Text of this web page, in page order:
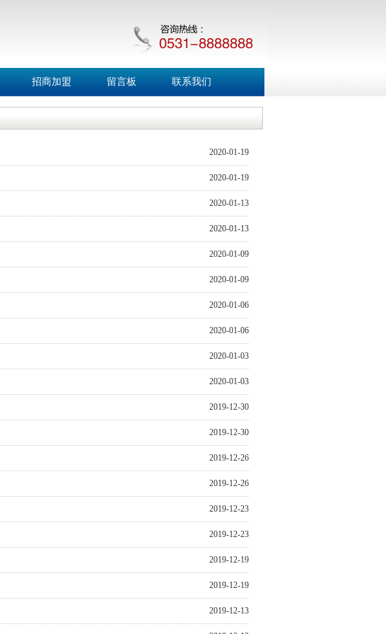
招商加盟 留言板 联系我们
2020-01-19
2020-01-19
2020-01-13
2020-01-13
2020-01-09
2020-01-09
2020-01-06
2020-01-06
2020-01-03
2020-01-03
2019-12-30
2019-12-30
2019-12-26
2019-12-26
2019-12-23
2019-12-23
2019-12-19
2019-12-19
2019-12-13